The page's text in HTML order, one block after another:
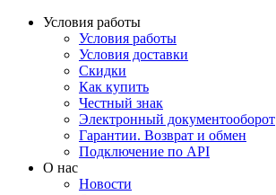
Условия работы
Условия работы
Условия доставки
Скидки
Как купить
Честный знак
Электронный документооборот
Гарантии. Возврат и обмен
Подключение по API
О нас
Новости